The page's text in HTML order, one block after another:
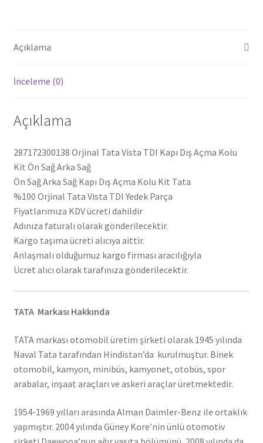
Arka
287172300138
Açıklama
İnceleme (0)
Açıklama
287172300138 Orjinal Tata Vista TDI Kapı Dış Açma Kolu
Kit Ön Sağ Arka Sağ
Ön Sağ Arka Sağ Kapı Dış Açma Kolu Kit Tata
%100 Orjinal Tata Vista TDI Yedek Parça
Fiyatlarımıza KDV ücreti dahildir
Adınıza faturalı olarak gönderilecektir.
Kargo taşıma ücreti alıcıya aittir.
Anlaşmalı olduğumuz kargo firması aracılığıyla
Ücret alıcı olarak tarafınıza gönderilecektir.
TATA Markası Hakkında
TATA markası otomobil üretim şirketi olarak 1945 yılında
Naval Tata tarafından Hindistan’da kurulmuştur. Binek
otomobil, kamyon, minibüs, kamyonet, otobüs, spor
arabalar, inşaat araçları ve askeri araçlar üretmektedir.
1954-1969 yılları arasında Alman Daimler-Benz ile ortaklık
yapmıştır. 2004 yılında Güney Kore’nin ünlü otomotiv